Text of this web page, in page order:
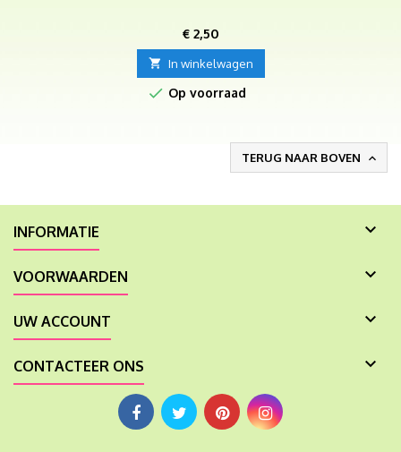
Prijs
€ 2,50
 In winkelwagen
 Op voorraad
TERUG NAAR BOVEN 
INFORMATIE 
VOORWAARDEN 
UW ACCOUNT 
CONTACTEER ONS 